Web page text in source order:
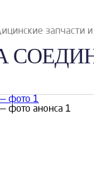
запчасти